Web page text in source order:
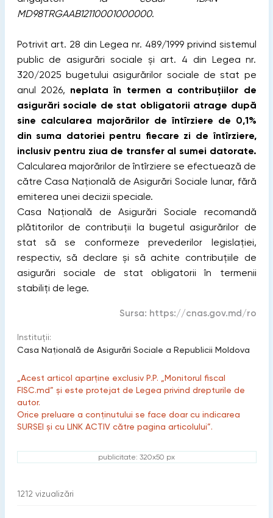
MD98TRGAAB12110001000000.
Potrivit art. 28 din Legea nr. 489/1999 privind sistemul
public de asigurări sociale şi art. 4 din Legea nr.
320/2025 bugetului asigurărilor sociale de stat pe
anul 2026, neplata în termen a contribuţiilor de
asigurări sociale de stat obligatorii atrage după
sine calcularea majorărilor de întîrziere de 0,1%
din suma datoriei pentru fiecare zi de întîrziere,
inclusiv pentru ziua de transfer al sumei datorate.
Calcularea majorărilor de întîrziere se efectuează de
către Casa Naţională de Asigurări Sociale lunar, fără
emiterea unei decizii speciale.
Casa Naţională de Asigurări Sociale recomandă
plătitorilor de contribuţii la bugetul asigurărilor de
stat să se conformeze prevederilor legislaţiei,
respectiv, să declare şi să achite contribuţiile de
asigurări sociale de stat obligatorii în termenii
stabiliți de lege.
Sursa: https://cnas.gov.md/ro
Instituții:
Casa Națională de Asigurări Sociale a Republicii Moldova
„Acest articol aparține exclusiv P.P. „Monitorul fiscal
FISC.md” și este protejat de Legea privind drepturile de
autor.
Orice preluare a conținutului se face doar cu indicarea
SURSEI și cu LINK ACTIV către pagina articolului”.
publicitate: 320x50 px
1212 vizualizări